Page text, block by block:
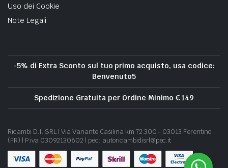
Uso dei Cookie
Note Legali
-5% di Extra Sconto sul tuo primo acquisto, usa codice:
Benvenuto5
Spedizione Gratuita per Ordine Minimo € 149
Ricambi D.I. SRL | Via Variante Casilina km 72.300 - 03013 Ferentino
(FR) | P.iva 03092130602 | pec: autoricambidisrl@pec.it